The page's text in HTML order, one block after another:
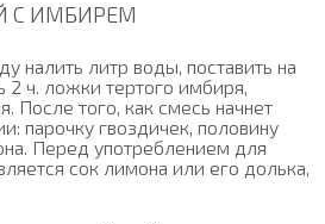
С ИМБИРЕМ
налить литр воды, поставить на
2 ч. ложки тертого имбиря,
После того, как смесь начнет
парочку гвоздичек, половину
Перед употреблением для
сок лимона или его долька,